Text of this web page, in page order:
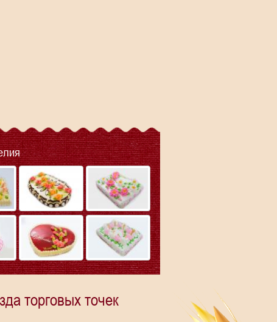
торговых точек